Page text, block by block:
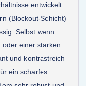
entwickelt.
(Blockout-Schicht)
Selbst wenn
oder einer starken
und kontrastreich
ein scharfes